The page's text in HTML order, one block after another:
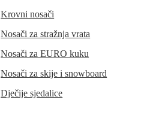
Krovni nosači
Nosači za stražnja vrata
Nosači za EURO kuku
Nosači za skije i snowboard
Dječije sjedalice